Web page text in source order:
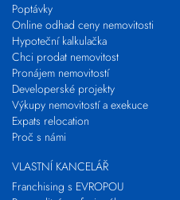
Poptávky
Online odhad ceny nemovitosti
Hypoteční kalkulačka
Chci prodat nemovitost
Pronájem nemovitostí
Developerské projekty
Výkupy nemovitostí a exekuce
Expats relocation
Proč s námi
VLASTNÍ KANCELÁŘ
Franchising s EVROPOU